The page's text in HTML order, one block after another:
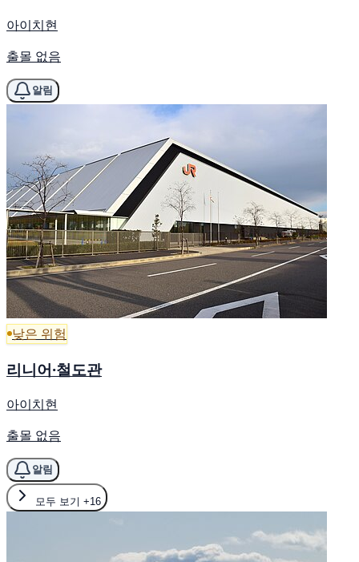
아이치현
출몰 없음
알림
낮은 위험
리니어·철도관
아이치현
출몰 없음
알림
모두 보기 +16